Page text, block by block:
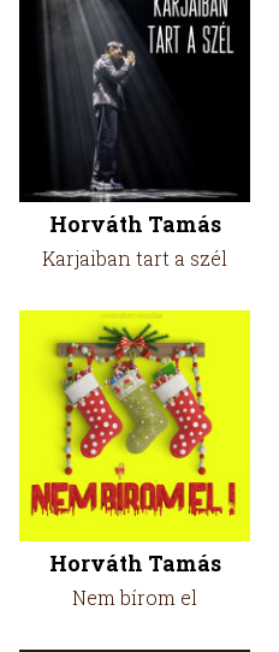
Horváth Tamás
Karjaiban tart a szél
Horváth Tamás
Nem bírom el